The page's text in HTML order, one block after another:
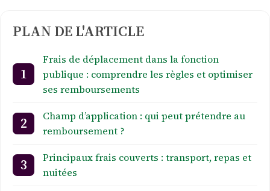
PLAN DE L'ARTICLE
Frais de déplacement dans la fonction
publique : comprendre les règles et optimiser
ses remboursements
Champ d’application : qui peut prétendre au
remboursement ?
Principaux frais couverts : transport, repas et
nuitées